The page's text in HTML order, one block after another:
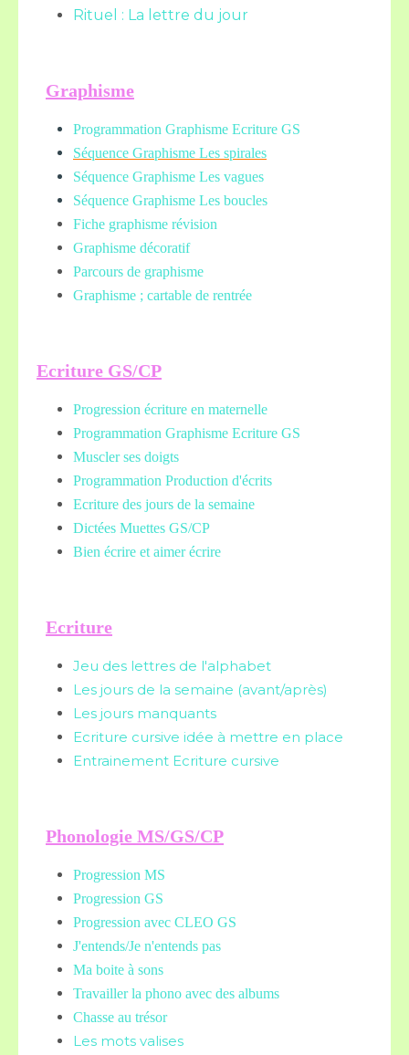
Rituel : La lettre du jour
Graphisme
Programmation Graphisme Ecriture GS
Séquence Graphisme Les spirales
Séquence Graphisme Les vagues
Séquence Graphisme Les boucles
Fiche graphisme révision
Graphisme décoratif
Parcours de graphisme
Graphisme ; cartable de rentrée
Ecriture GS/CP
Progression écriture en maternelle
Programmation Graphisme Ecriture GS
Muscler ses doigts
Programmation Production d'écrits
Ecriture des jours de la semaine
Dictées Muettes GS/CP
Bien écrire et aimer écrire
Ecriture
Jeu des lettres de l'alphabet
Les jours de la semaine (avant/après)
Les jours manquants
Ecriture cursive idée à mettre en place
Entrainement Ecriture cursive
Phonologie MS/GS/CP
Progression MS
Progression GS
Progression avec CLEO GS
J'entends/Je n'entends pas
Ma boite à sons
Travailler la phono avec des albums
Chasse au trésor
Les mots valises